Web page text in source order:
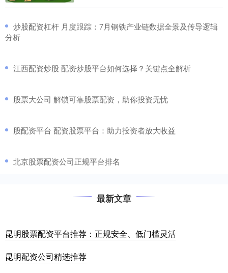
​炒股配资杠杆 月度跟踪：7月钢铁产业链数据全景及传导逻辑
分析
​江西配资炒股 配资炒股平台如何选择？关键点全解析
​股票大公司 解锁可靠股票配资，助你投资无忧
​股配资平台 配资股票平台：助力投资者放大收益
​北京股票配资公司正规平台排名
最新文章
昆明股票配资平台推荐：正规安全、低门槛灵活
昆明配资公司精选推荐